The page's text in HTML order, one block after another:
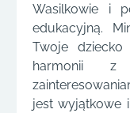
Wasilkowie i
edukacyjną.
Twoje
harmonii z
jest wyjątkowe